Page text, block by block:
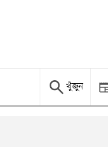
খুঁজুন